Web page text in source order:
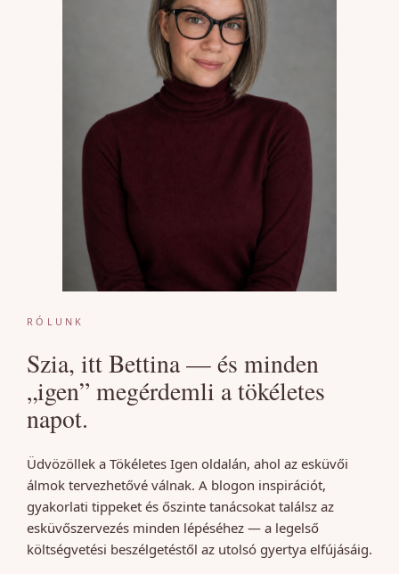
RÓLUNK
Szia, itt Bettina — és minden
„igen” megérdemli a tökéletes
napot.
Üdvözöllek a Tökéletes Igen oldalán, ahol az esküvői
álmok tervezhetővé válnak. A blogon inspirációt,
gyakorlati tippeket és őszinte tanácsokat találsz az
esküvőszervezés minden lépéséhez — a legelső
költségvetési beszélgetéstől az utolsó gyertya elfújásáig.